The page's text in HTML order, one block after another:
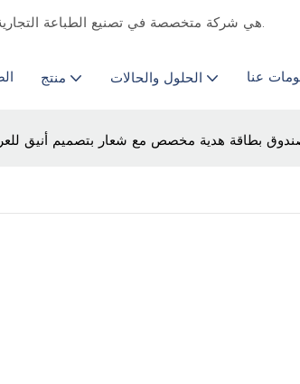
منتج الحلول والحالات عنا
بطاقة هدية مخصص مع شعار بتصميم أنيق